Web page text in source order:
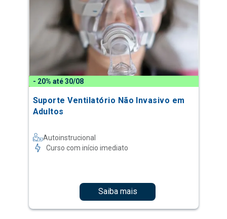
- 20% até 30/08
Suporte Ventilatório Não Invasivo em
Adultos
Autoinstrucional
Curso com início imediato
Saiba mais